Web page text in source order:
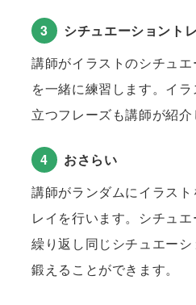
Lesson 28-30の内容をおさらいしま
3
シチュエーショント
講師がイラストのシチュ
を一緒に練習します。イ
立つフレーズも講師が紹介
4
おさらい
講師がランダムにイラス
レイを行います。シチュ
繰り返し同じシチュエー
鍛えることができます。